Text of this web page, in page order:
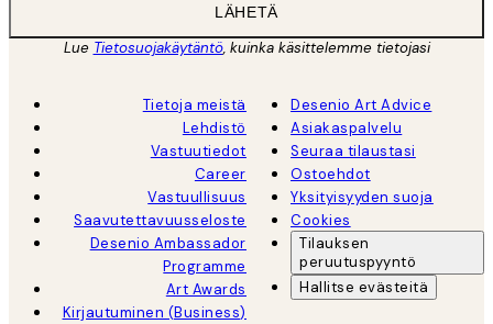
LÄHETÄ
Lue Tietosuojakäytäntö, kuinka käsittelemme tietojasi
Tietoja meistä
Lehdistö
Vastuutiedot
Career
Vastuullisuus
Saavutettavuusseloste
Desenio Ambassador
Programme
Art Awards
Kirjautuminen (Business)
Desenio Art Advice
Asiakaspalvelu
Seuraa tilaustasi
Ostoehdot
Yksityisyyden suoja
Cookies
Tilauksen
peruutuspyyntö
Hallitse evästeitä